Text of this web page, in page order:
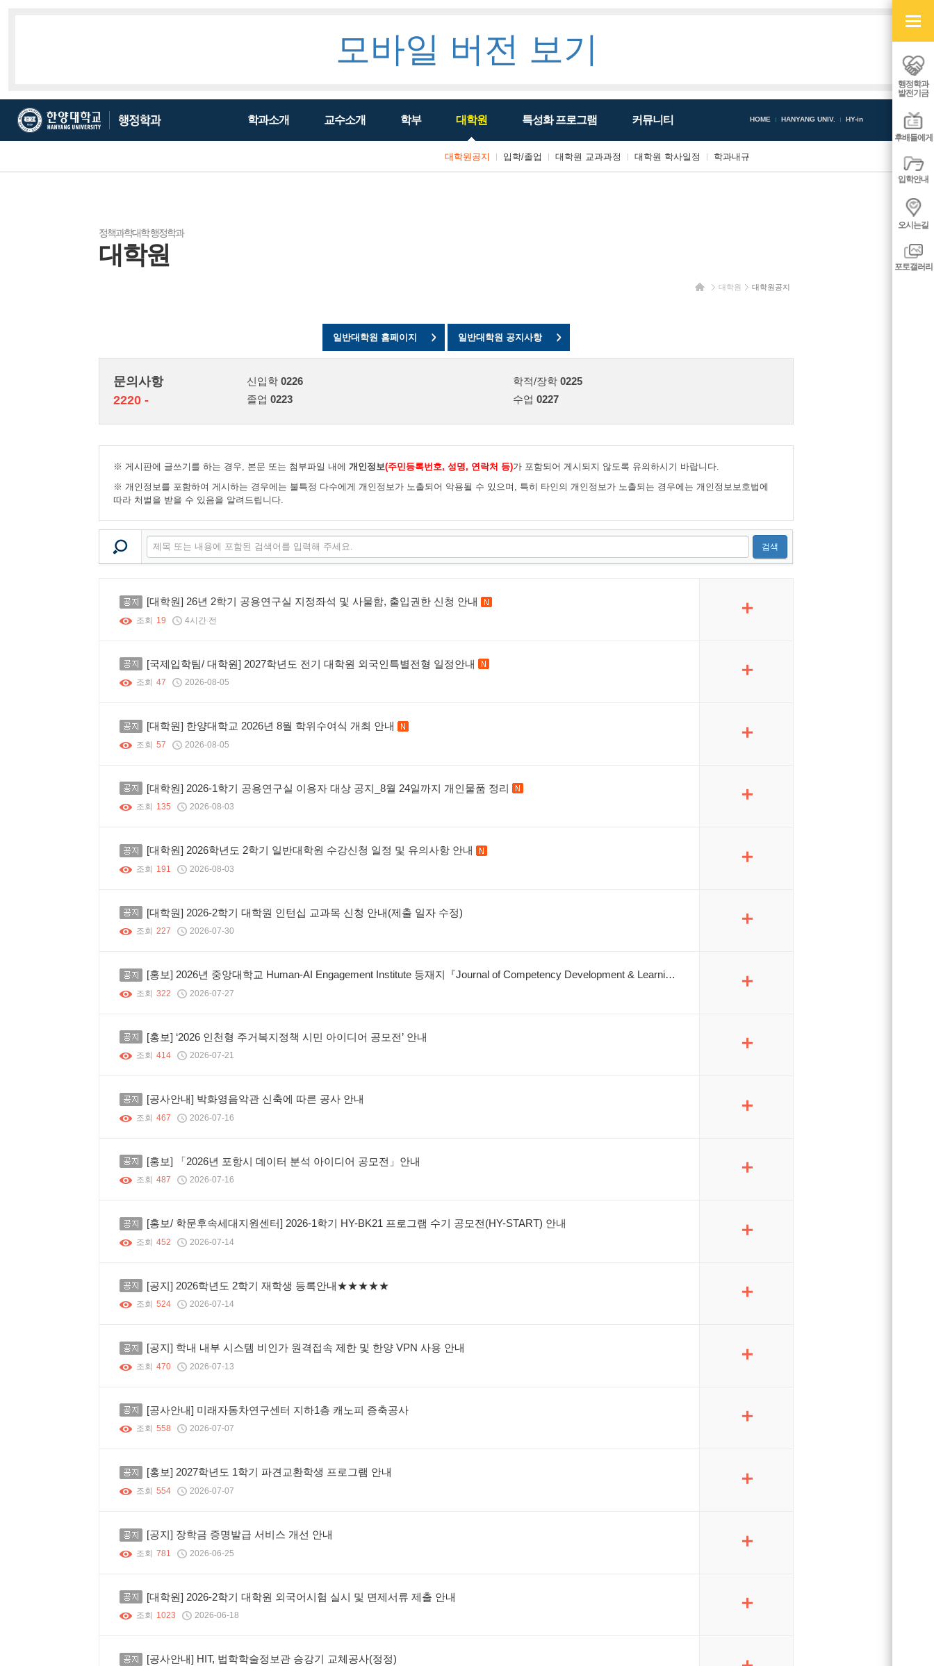
모바일 버전 보기
한
양
대
양
대
학
과
HOME HANYANG UNIV. HY-in
학과소개 교수소개 학부 대학원
대학원공지 입학/졸업 대학원 교과과정 대학원 학사일정 학과내규
특성화 프로그램 커뮤니티
홈 대학원 대학원공지
정책과학대학 행정학과
대학원
일반대학원 홈페이지 일반대학원 공지사항
문의사항
2220 -
신입학 0226
졸업 0223
학적/장학 0225
수업 0227
※ 게시판에 글쓰기를 하는 경우, 본문 또는 첨부파일 내에 개인정보(주민등록번호, 성명, 연락처 등)가 포함되어 게시되지 않도록 유의하시기 바랍니다.
※ 개인정보를 포함하여 게시하는 경우에는 불특정 다수에게 개인정보가 노출되어 악용될 수 있으며, 특히 타인의 개인정보가 노출되는 경우에는 개인정보보호법에
따라 처벌을 받을 수 있음을 알려드립니다.
검색
공지 [대학원] 26년 2학기 공용연구실 지정좌석 및 사물함, 출입권한 신청 안내 새 글
조회 19 4시간 전
공지 [국제입학팀/ 대학원] 2027학년도 전기 대학원 외국인특별전형 일정안내 새 글
조회 47 2026-08-05
공지 [대학원] 한양대학교 2026년 8월 학위수여식 개최 안내 새 글
조회 57 2026-08-05
공지 [대학원] 2026-1학기 공용연구실 이용자 대상 공지_8월 24일까지 개인물품 정리 새 글
조회 135 2026-08-03
공지 [대학원] 2026학년도 2학기 일반대학원 수강신청 일정 및 유의사항 안내 새 글
조회 191 2026-08-03
공지 [대학원] 2026-2학기 대학원 인턴십 교과목 신청 안내(제출 일자 수정)
조회 227 2026-07-30
공지 [홍보] 2026년 중앙대학교 Human-AI Engagement Institute 등재지『Journal of Competency Development & Learning』논문공모 안내(제21권 제3호)
조회 322 2026-07-27
공지 [홍보] ‘2026 인천형 주거복지정책 시민 아이디어 공모전’ 안내
조회 414 2026-07-21
공지 [공사안내] 박화영음악관 신축에 따른 공사 안내
조회 467 2026-07-16
공지 [홍보] 「2026년 포항시 데이터 분석 아이디어 공모전」안내
조회 487 2026-07-16
공지 [홍보/ 학문후속세대지원센터] 2026-1학기 HY-BK21 프로그램 수기 공모전(HY-START) 안내
조회 452 2026-07-14
공지 [공지] 2026학년도 2학기 재학생 등록안내★★★★★
조회 524 2026-07-14
공지 [공지] 학내 내부 시스템 비인가 원격접속 제한 및 한양 VPN 사용 안내
조회 470 2026-07-13
공지 [공사안내] 미래자동차연구센터 지하1층 캐노피 증축공사
조회 558 2026-07-07
공지 [홍보] 2027학년도 1학기 파견교환학생 프로그램 안내
조회 554 2026-07-07
공지 [공지] 장학금 증명발급 서비스 개선 안내
조회 781 2026-06-25
공지 [대학원] 2026-2학기 대학원 외국어시험 실시 및 면제서류 제출 안내
조회 1023 2026-06-18
공지 [공사안내] HIT, 법학학술정보관 승강기 교체공사(정정)
빠
닫
행정학과
발전기금
후배들에게
입학안내
오시는길
포토갤러리